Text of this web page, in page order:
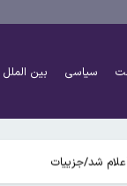
سیاسی بین الملل
تغییر زمانبدی پرداخت ها
ملی می‌ماند
در نقل‌وانتقالات؛ از
شد/جزییات